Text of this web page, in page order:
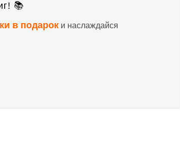
📚
в подарок и наслаждайся